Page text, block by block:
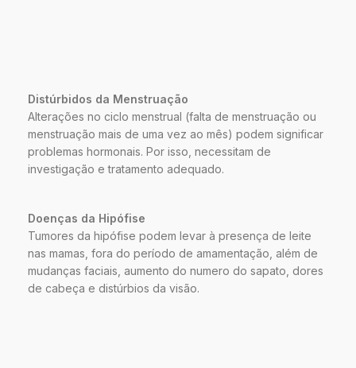
Distúrbidos da Menstruação
Alterações no ciclo menstrual (falta de menstruação ou
menstruação mais de uma vez ao mês) podem significar
problemas hormonais. Por isso, necessitam de
investigação e tratamento adequado.
Doenças da Hipófise
Tumores da hipófise podem levar à presença de leite
nas mamas, fora do período de amamentação, além de
mudanças faciais, aumento do numero do sapato, dores
de cabeça e distúrbios da visão.